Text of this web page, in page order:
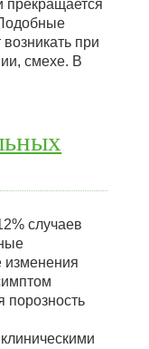
прекращается
при
смехе. В
случаев
изменения
порозность